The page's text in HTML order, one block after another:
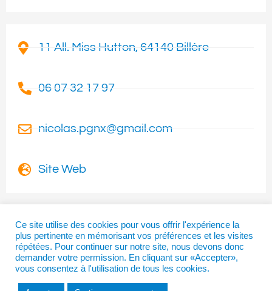
11 All. Miss Hutton, 64140 Billère
06 07 32 17 97
nicolas.pgnx@gmail.com
Site Web
I
n
s
t
T
w
i
t
F
a
c
Ce site utilise des cookies pour vous offrir l'expérience la
plus pertinente en mémorisant vos préférences et les visites
répétées. Pour continuer sur notre site, nous devons donc
demander votre permission. En cliquant sur «Accepter»,
vous consentez à l'utilisation de tous les cookies.